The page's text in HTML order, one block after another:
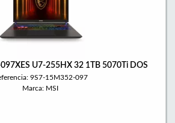
U7-255HX 32 1TB 5070Ti DOS
9S7-15M352-097
Marca: MSI